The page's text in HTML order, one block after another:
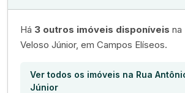
Há 3 outros imóveis disponíveis na
Veloso Júnior, em Campos Elíseos.
Ver todos os imóveis na Rua
Júnior